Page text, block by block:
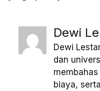
Dewi
Dewi
dan
biaya,